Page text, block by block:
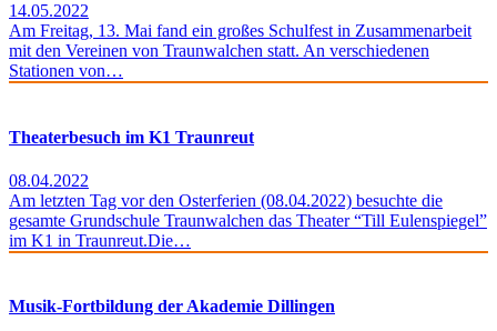
14.05.2022
Am Freitag, 13. Mai fand ein großes Schulfest in Zusammenarbeit
mit den Vereinen von Traunwalchen statt. An verschiedenen
Stationen von…
Theaterbesuch im K1 Traunreut
08.04.2022
Am letzten Tag vor den Osterferien (08.04.2022) besuchte die
gesamte Grundschule Traunwalchen das Theater “Till Eulenspiegel”
im K1 in Traunreut.Die…
Musik-Fortbildung der Akademie Dillingen